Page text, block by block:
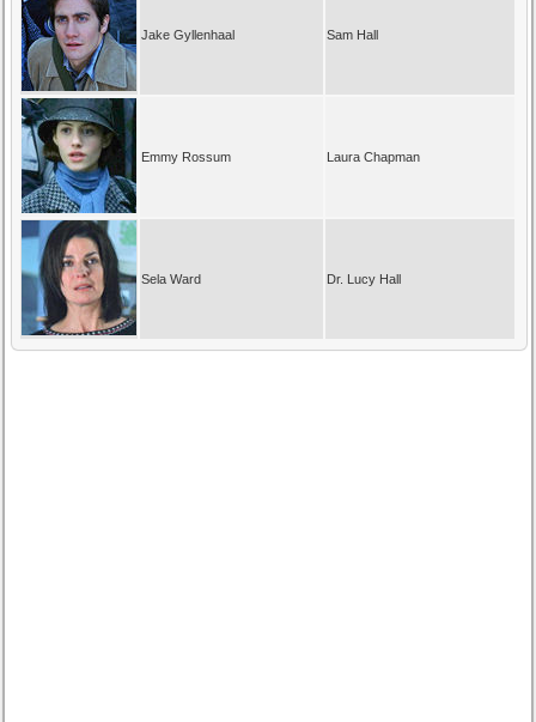
Jake Gyllenhaal Sam Hall
Emmy Rossum Laura Chapman
Sela Ward Dr. Lucy Hall